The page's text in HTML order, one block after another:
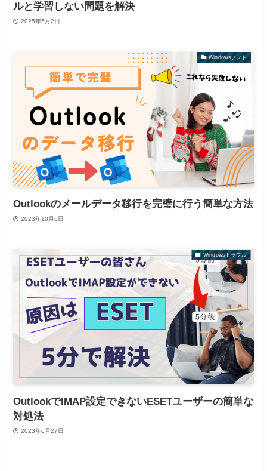
ルと学習しない問題を解決
2025年5月2日
Windowsソフト
Outlookのメールデータ移行を完璧に行う簡単な方法
2023年10月6日
Windowsトラブル
OutlookでIMAP設定できないESETユーザーの簡単な
対処法
2023年6月27日